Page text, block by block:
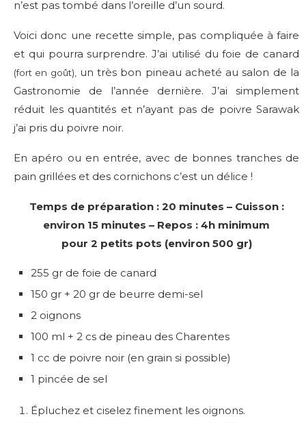
n’est pas tombé dans l’oreille d’un sourd.
Voici donc une recette simple, pas compliquée à faire
et qui pourra surprendre. J’ai utilisé du foie de canard
(fort en goût),
un très bon pineau acheté au salon de la
Gastronomie de l’année dernière. J’ai simplement
réduit les quantités et n’ayant pas de poivre Sarawak
j’ai pris du poivre noir.
En apéro ou en entrée, avec de bonnes tranches de
pain grillées et des cornichons c’est un délice !
Temps de préparation : 20 minutes – Cuisson :
environ 15 minutes – Repos : 4h minimum
pour 2 petits pots (environ 500 gr)
255 gr de foie de canard
150 gr + 20 gr de beurre demi-sel
2 oignons
100 ml + 2 cs de pineau des Charentes
1 cc de poivre noir (en grain si possible)
1 pincée de sel
Épluchez et ciselez finement les oignons.